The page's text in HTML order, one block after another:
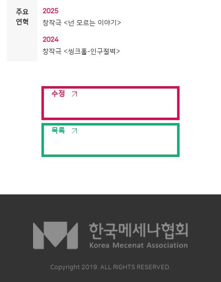
주요
연혁
2025
창작극 <넌 모르는 이야기>
2024
창작극 <씽크홀-인구절벽>
수정
목록
Copyright 2019. ALL RIGHTS RESERVED.